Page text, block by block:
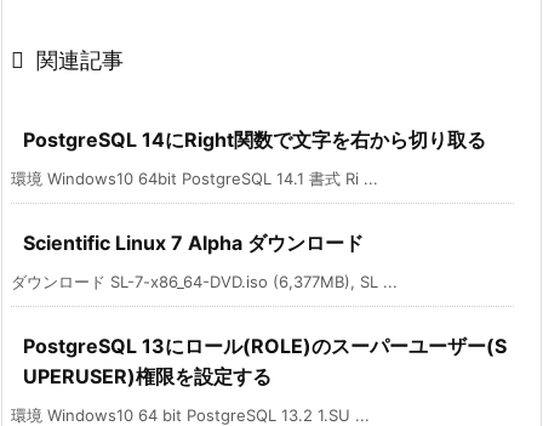
 関連記事
PostgreSQL 14にRight関数で文字を右から切り取る
環境 Windows10 64bit PostgreSQL 14.1 書式 Ri ...
Scientific Linux 7 Alpha ダウンロード
ダウンロード SL-7-x86_64-DVD.iso (6,377MB), SL ...
PostgreSQL 13にロール(ROLE)のスーパーユーザー(S
UPERUSER)権限を設定する
環境 Windows10 64 bit PostgreSQL 13.2 1.SU ...